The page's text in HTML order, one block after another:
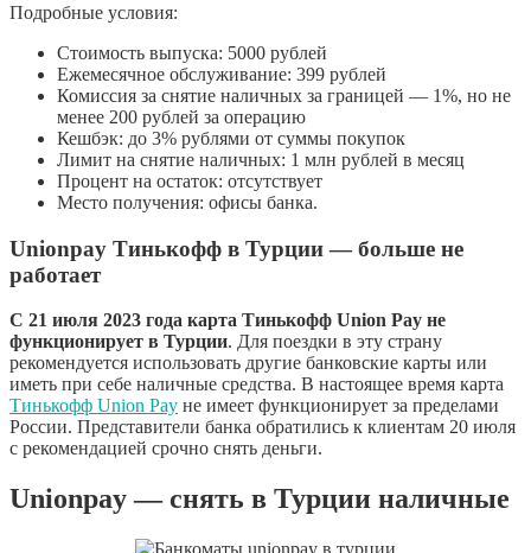
Подробные условия:
Стоимость выпуска: 5000 рублей
Ежемесячное обслуживание: 399 рублей
Комиссия за снятие наличных за границей — 1%, но не
менее 200 рублей за операцию
Кешбэк: до 3% рублями от суммы покупок
Лимит на снятие наличных: 1 млн рублей в месяц
Процент на остаток: отсутствует
Место получения: офисы банка.
Unionpay Тинькофф в Турции — больше не
работает
С 21 июля 2023 года карта Тинькофф Union Pay не
функционирует в Турции. Для поездки в эту страну
рекомендуется использовать другие банковские карты или
иметь при себе наличные средства. В настоящее время карта
Тинькофф Union Pay не имеет функционирует за пределами
России. Представители банка обратились к клиентам 20 июля
с рекомендацией срочно снять деньги.
Unionpay — снять в Турции наличные